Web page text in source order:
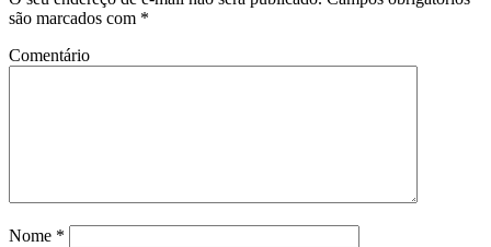
são marcados com *
Comentário
Nome *